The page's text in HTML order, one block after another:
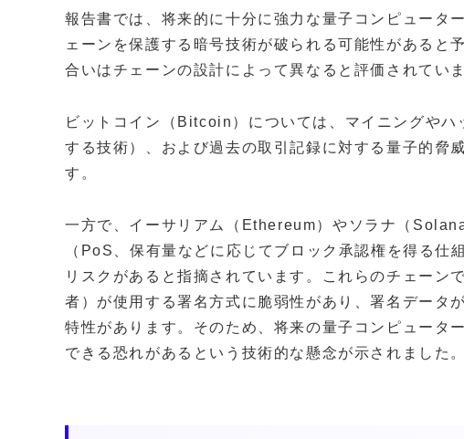
報告書では、将来的に十分に強力な量子コンピュータ
ェーンを保護する暗号技術が破られる可能性があると
合いはチェーンの設計によって異なると評価されていま
ビットコイン（Bitcoin）については、マイニングやハ
する技術）、および過去の取引記録に対する量子的脅
す。
一方で、イーサリアム（Ethereum）やソラナ（
（PoS、保有量などに応じてブロック承認権を得る仕
リスクがあると指摘されています。これらのチェーン
者）が使用する署名方式に脆弱性があり、署名データ
特性があります。そのため、将来の量子コンピュータ
できる恐れがあるという技術的な懸念が示されました。